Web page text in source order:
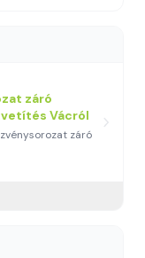
záró
Vácról
záró